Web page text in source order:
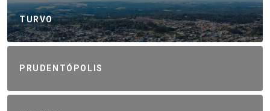
TURVO
PRUDENTÓPOLIS